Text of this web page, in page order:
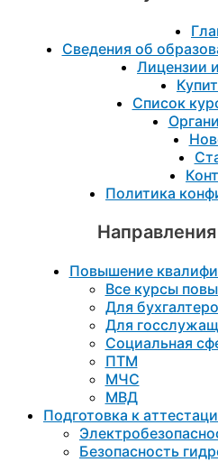
Сведения об
Лицензии
Список
Политика
Повышение
Все курсы
Для
Для
Социальная
ПТМ
МЧС
МВД
Подготовка к
Безопасность